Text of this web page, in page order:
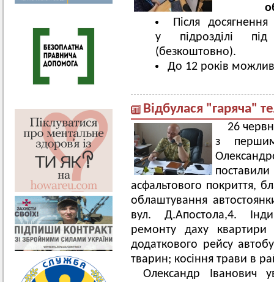
Після
у підрозділі
(безкоштовно).
До 12 років
Відбулася "гаряча"
26
з
асфальтового покриття,
облаштування
вул. Д.Апостола,4.
ремонту даху
додаткового рейсу
тварин; косіння трави в
Олександр Іванович